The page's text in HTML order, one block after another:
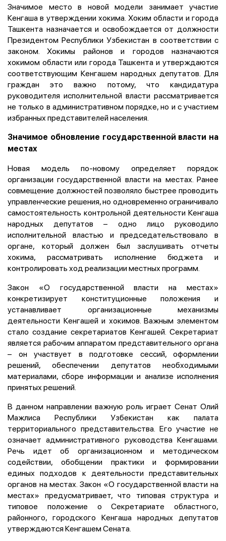
Значимое место в новой модели занимает участие
Кенгаша в утверждении хокима. Хоким области и города
Ташкента назначается и освобождается от должности
Президентом Республики Узбекистан в соответствии с
законом. Хокимы районов и городов назначаются
хокимом области или города Ташкента и утверждаются
соответствующим Кенгашем народных депутатов. Для
граждан это важно потому, что кандидатура
руководителя исполнительной власти рассматривается
не только в административном порядке, но и с участием
избранных представителей населения.
Значимое обновление государственной власти на
местах
Новая модель по-новому определяет порядок
организации государственной власти на местах. Ранее
совмещение должностей позволяло быстрее проводить
управленческие решения, но одновременно ограничивало
самостоятельность контрольной деятельности Кенгаша
народных депутатов – одно лицо руководило
исполнительной властью и председательствовало в
органе, который должен был заслушивать отчеты
хокима, рассматривать исполнение бюджета и
контролировать ход реализации местных программ.
Закон «О государственной власти на местах»
конкретизирует конституционные положения и
устанавливает организационные механизмы
деятельности Кенгашей и хокимов. Важным элементом
стало создание секретариатов Кенгашей. Секретариат
является рабочим аппаратом представительного органа
– он участвует в подготовке сессий, оформлении
решений, обеспечении депутатов необходимыми
материалами, сборе информации и анализе исполнения
принятых решений.
В данном направлении важную роль играет Сенат Олий
Мажлиса Республики Узбекистан как палата
территориального представительства. Его участие не
означает административного руководства Кенгашами.
Речь идет об организационном и методическом
содействии, обобщении практики и формировании
единых подходов к деятельности представительных
органов на местах. Закон «О государственной власти на
местах» предусматривает, что типовая структура и
типовое положение о Секретариате областного,
районного, городского Кенгаша народных депутатов
утверждаются Кенгашем Сената.